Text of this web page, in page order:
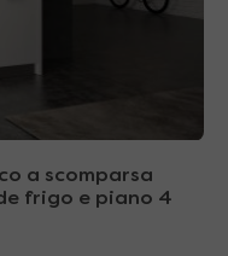
a scomparsa
frigo e piano 4